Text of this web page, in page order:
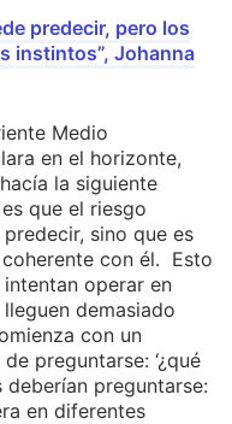
predecir, pero los
instintos”, Johanna
Medio
en el horizonte,
la siguiente
que el riesgo
sino que es
con él. Esto
operar en
demasiado
con un
preguntarse: ‘¿qué
deberían preguntarse:
en diferentes